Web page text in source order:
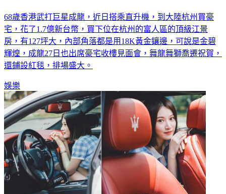
68歲香港武打巨星成龍，近日搭乘直升機，到大陸杭州買豪
宅，花了1.7億新台幣，買下位在杭州的富人區的頂級江景
房，有127坪大，內部角落都是用18K黃金鑲邊，可說是金碧
輝煌，成龍27日也出席豪宅收樓見面會，舞龍舞獅喬遷祝賀，
還鋪設紅毯，排場盛大。
娛樂